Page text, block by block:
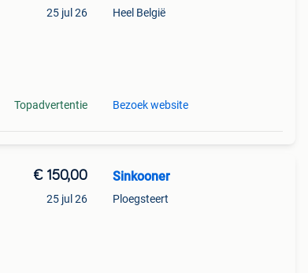
25 jul 26
Topadvertentie
Heel België
Bezoek website
€ 150,00
25 jul 26
Sinkooner
Ploegsteert